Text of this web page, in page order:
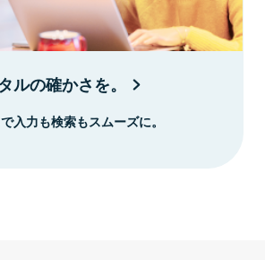
ルの確かさを。
入力も検索もスムーズに。